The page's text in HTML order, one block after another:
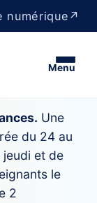
numérique↗
Menu
Une
du 24 au
jeudi et de
le
2